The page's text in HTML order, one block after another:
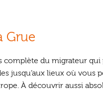
Grue
complète du migrateur
jusqu’aux lieux où vous
À découvrir aussi